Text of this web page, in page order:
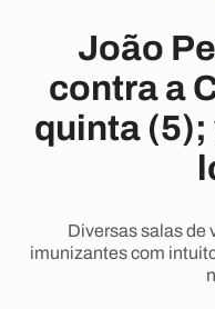
João
contra a
quinta
Diversas salas de
imunizantes com